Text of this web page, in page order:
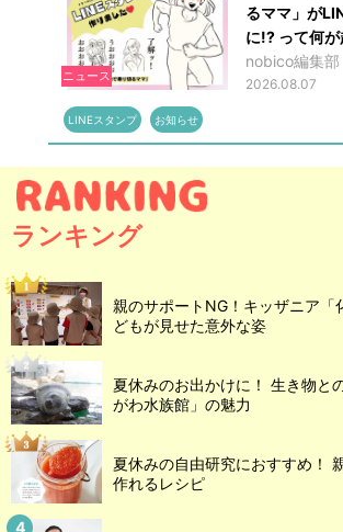
ニュース
るママ」が
に!? って何が
nobico編集部
2026.08.07
LINEスタンプ お知らせ
ランキング
親のサポートNG！キッザニア「
どもが見せた意外な姿
夏休みのお出かけに！ 生き物と
がわ水族館」の魅力
夏休みの自由研究におすすめ！
作れるレシピ